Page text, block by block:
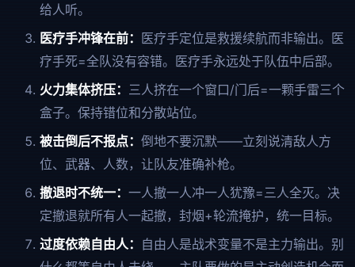
给人听。
医疗手冲锋在前： 医疗手定位是救援续航而非输出。医
疗手死=全队没有容错。医疗手永远处于队伍中后部。
火力集体挤压： 三人挤在一个窗口/门后=一颗手雷三个
盒子。保持错位和分散站位。
被击倒后不报点： 倒地不要沉默——立刻说清敌人方
位、武器、人数，让队友准确补枪。
撤退时不统一： 一人撤一人冲一人犹豫=三人全灭。决
定撤退就所有人一起撤，封烟+轮流掩护，统一目标。
过度依赖自由人： 自由人是战术变量不是主力输出。别